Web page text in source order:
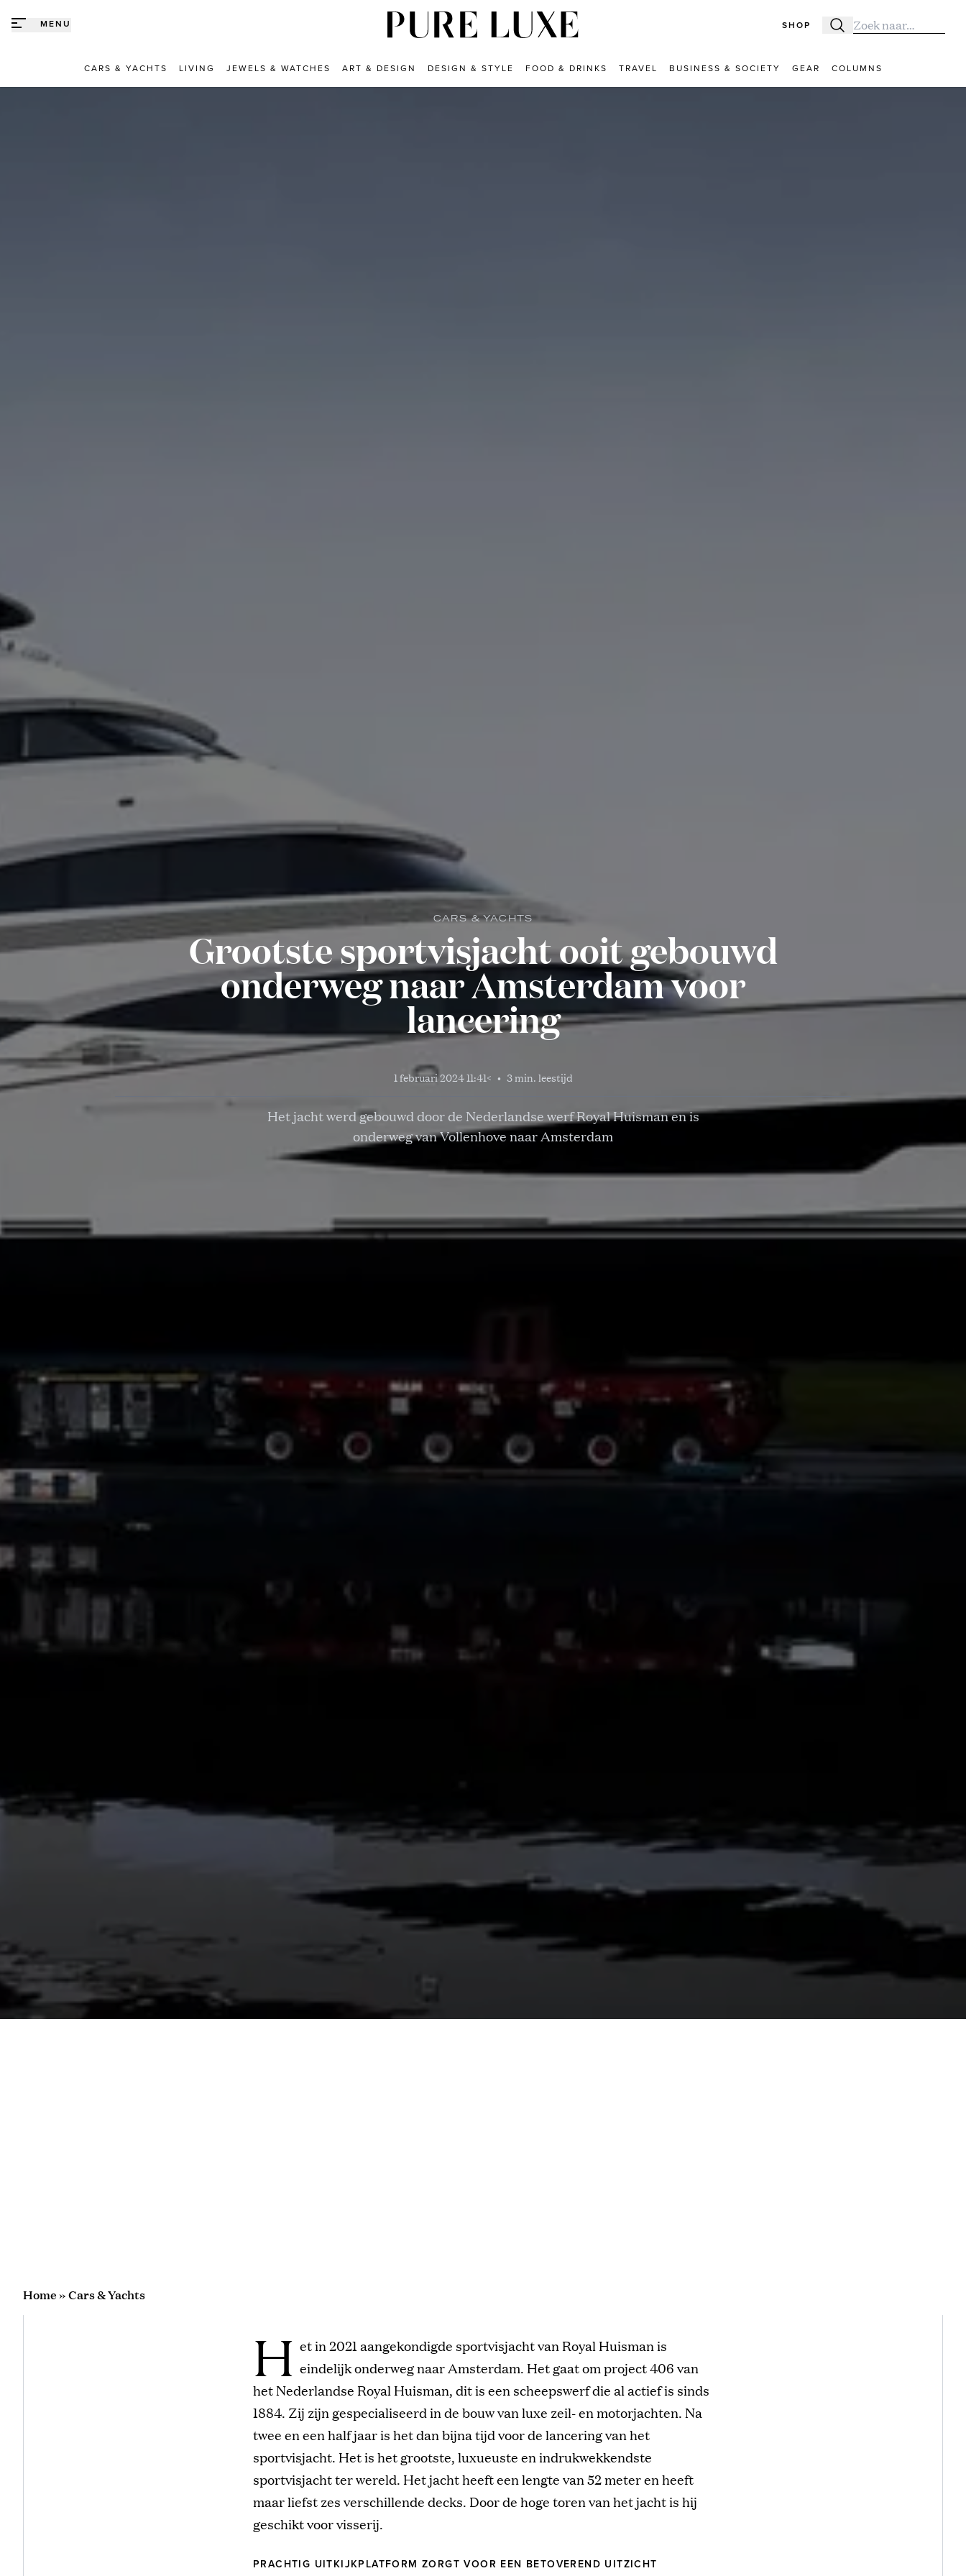
MENU SHOP Zoeken
Zoek naar:
CARS & YACHTS LIVING JEWELS & WATCHES ART & DESIGN DESIGN & STYLE FOOD & DRINKS TRAVEL BUSINESS & SOCIETY GEAR COLUMNS
CARS & YACHTS
Grootste sportvisjacht ooit gebouwd
onderweg naar Amsterdam voor
lancering
1 februari 2024 11:41< • 3 min. leestijd
Het jacht werd gebouwd door de Nederlandse werf Royal Huisman en is
onderweg van Vollenhove naar Amsterdam
Home»Cars & Yachts
H et in 2021 aangekondigde sportvisjacht van Royal Huisman is
eindelijk onderweg naar Amsterdam. Het gaat om project 406 van
het Nederlandse Royal Huisman, dit is een scheepswerf die al actief is sinds
1884. Zij zijn gespecialiseerd in de bouw van luxe zeil- en motorjachten. Na
twee en een half jaar is het dan bijna tijd voor de lancering van het
sportvisjacht. Het is het grootste, luxueuste en indrukwekkendste
sportvisjacht ter wereld. Het jacht heeft een lengte van 52 meter en heeft
maar liefst zes verschillende decks. Door de hoge toren van het jacht is hij
geschikt voor visserij.
PRACHTIG UITKIJKPLATFORM ZORGT VOOR EEN BETOVEREND UITZICHT